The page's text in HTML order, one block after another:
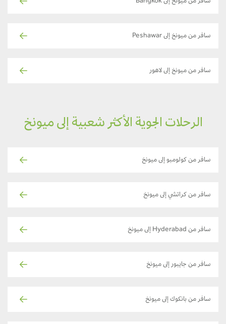
سافر من ميونخ إلى Bangkok
سافر من ميونخ إلى Peshawar
سافر من ميونخ إلى لاهور
الرحلات الجوية الأكثر شعبية إلى ميونخ
سافر من كولومبو إلى ميونخ
سافر من كراتشي إلى ميونخ
سافر من Hyderabad إلى ميونخ
سافر من جايبور إلى ميونخ
سافر من بانكوك إلى ميونخ